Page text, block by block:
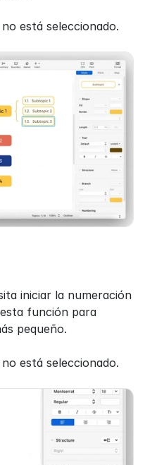
está seleccionado.
iniciar la numeración
función para
pequeño.
está seleccionado.